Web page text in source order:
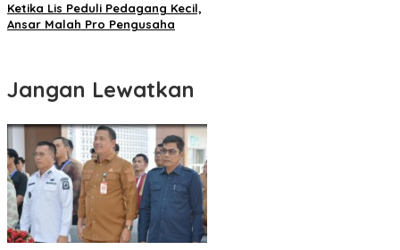
Ketika Lis Peduli Pedagang Kecil,
Ansar Malah Pro Pengusaha
Jangan Lewatkan